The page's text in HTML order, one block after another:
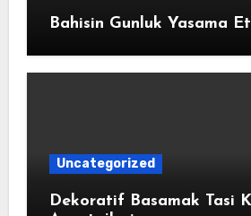
Bahisin Gunluk Yasama
Uncategorized
Dekoratif Basamak Tasi